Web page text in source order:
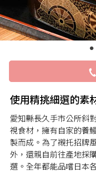
使用精挑細選的素
愛知縣長久手市公所斜
視食材，擁有自家的養
製而成。為了襯托招牌
外，還親自前往產地採
選。全年都能品嚐日本